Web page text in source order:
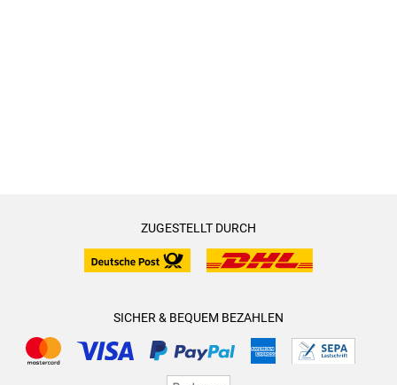
ZUGESTELLT DURCH
SICHER & BEQUEM BEZAHLEN